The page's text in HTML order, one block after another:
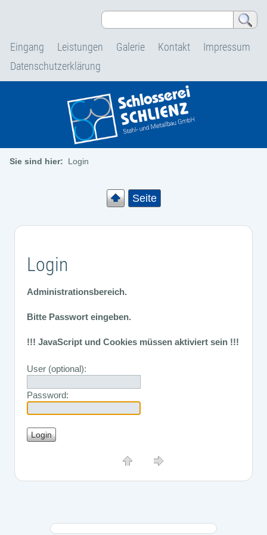
Eingang Leistungen Galerie Kontakt
Impressum
Datenschutzerklärung
Sie sind hier: Login
Seite
Login
Administrationsbereich.
Bitte Passwort eingeben.
!!! JavaScript und Cookies müssen aktiviert sein !!!
User (optional):
Password: